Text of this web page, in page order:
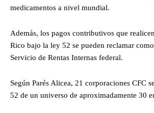
medicamentos a nivel mundial.
Además, los pagos contributivos que
Rico bajo la ley 52 se pueden reclamar
Servicio de Rentas Internas federal.
Según Parés Alicea, 21 corporaciones CFC
52 de un universo de aproximadamente 30